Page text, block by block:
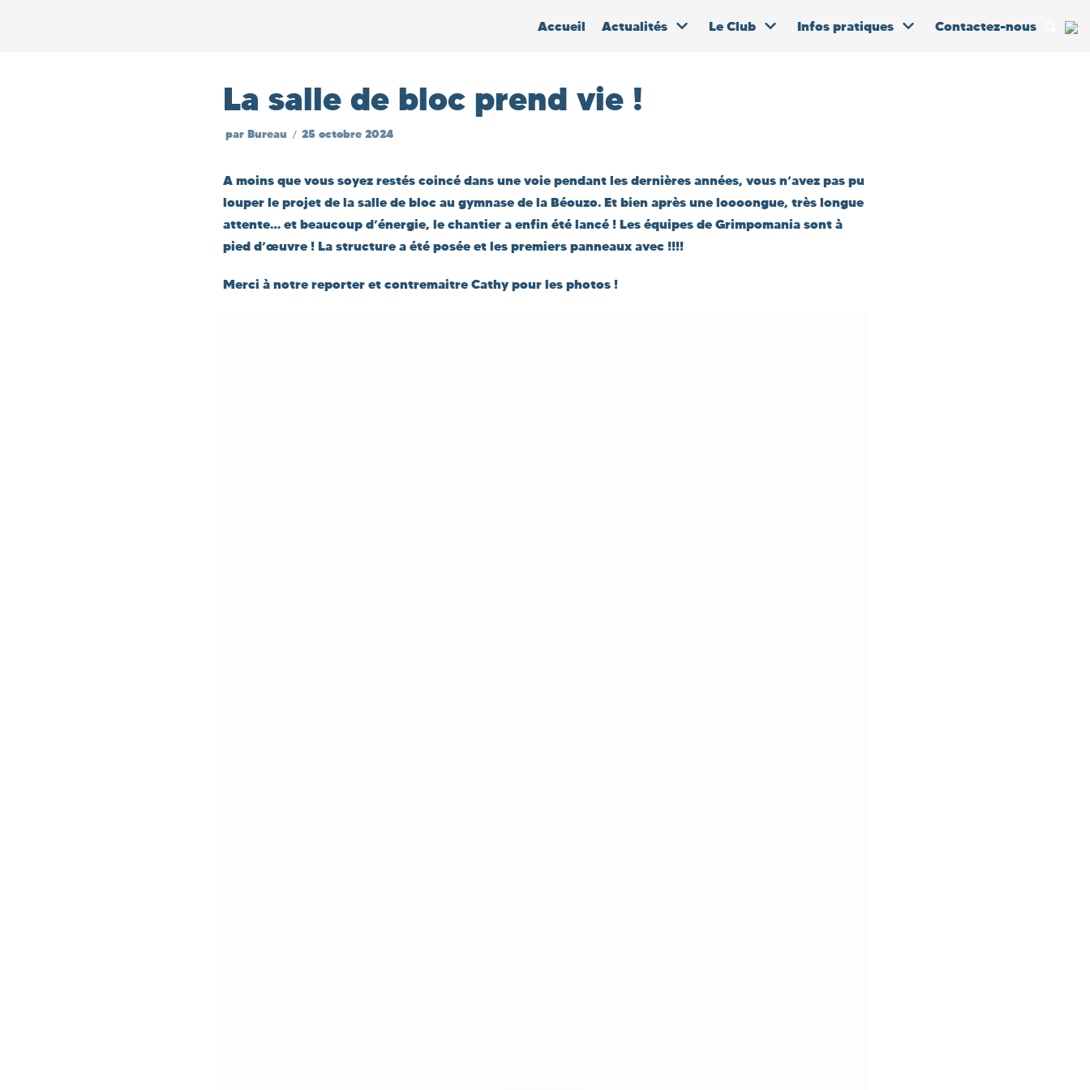
Accueil Actualités Le Club Infos pratiques Contactez-nous
La salle de bloc prend vie !
par Bureau 25 octobre 2024
A moins que vous soyez restés coincé dans une voie pendant les dernières années, vous n’avez pas pu
louper le projet de la salle de bloc au gymnase de la Béouzo. Et bien après une loooongue, très longue
attente… et beaucoup d’énergie, le chantier a enfin été lancé ! Les équipes de Grimpomania sont à
pied d’œuvre ! La structure a été posée et les premiers panneaux avec !!!!
Merci à notre reporter et contremaitre Cathy pour les photos !